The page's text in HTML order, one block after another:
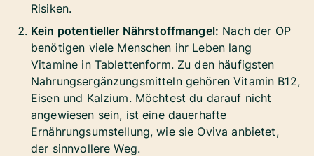
Risiken.
Kein potentieller Nährstoffmangel: Nach der OP
benötigen viele Menschen ihr Leben lang
Vitamine in Tablettenform. Zu den häufigsten
Nahrungsergänzungsmitteln gehören Vitamin B12,
Eisen und Kalzium. Möchtest du darauf nicht
angewiesen sein, ist eine dauerhafte
Ernährungsumstellung, wie sie Oviva anbietet,
der sinnvollere Weg.